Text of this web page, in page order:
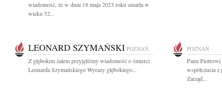
wiadomość, że w dniu 18 maja 2023 roku zmarła w
wieku 52...
LEONARD SZYMAŃSKI POZNAŃ
Z głębokim żalem przyjęliśmy wiadomość o śmierci
Leonarda Szymańskiego Wyrazy głębokiego...
POZNAŃ
Panu
współczucia
Zarząd...